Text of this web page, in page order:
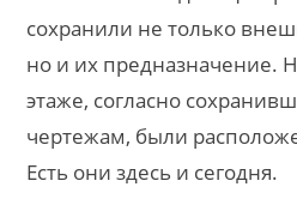
сохранили не только
но и их предназначение.
этаже, согласно
чертежам, были
Есть они здесь и сегодня.